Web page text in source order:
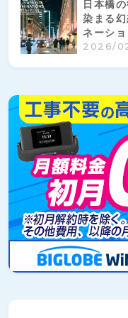
日本橋
染まる
ネーショ
2026/